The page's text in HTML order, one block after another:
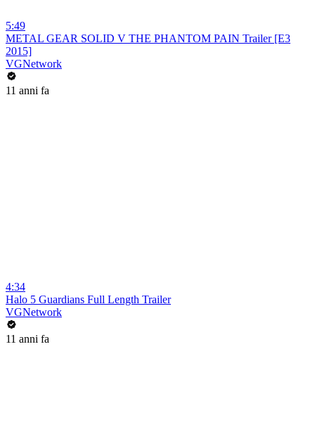
5:49
METAL GEAR SOLID V THE PHANTOM PAIN Trailer [E3
2015]
VGNetwork
11 anni fa
4:34
Halo 5 Guardians Full Length Trailer
VGNetwork
11 anni fa